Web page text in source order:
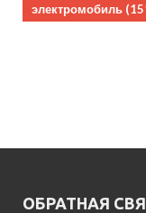
электромобиль
ОБРАТНАЯ